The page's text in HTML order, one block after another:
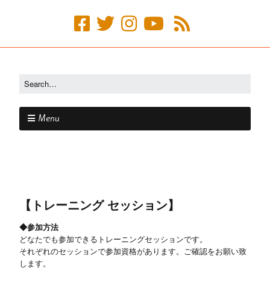
Menu
【トレーニング セッション】
◆参加方法
どなたでも参加できるトレーニングセッションです。
それぞれのセッションで参加資格があります。ご確認をお願い致
します。